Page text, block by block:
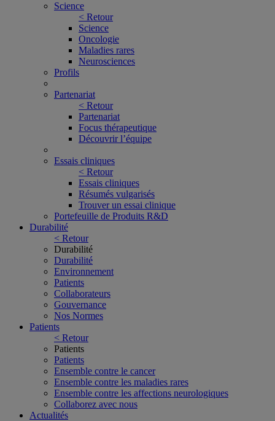
Science
< Retour
Science
Oncologie
Maladies rares
Neurosciences
Profils
Partenariat
< Retour
Partenariat
Focus thérapeutique
Découvrir l’équipe
Essais cliniques
< Retour
Essais cliniques
Résumés vulgarisés
Trouver un essai clinique
Portefeuille de Produits R&D
Durabilité
< Retour
Durabilité
Durabilité
Environnement
Patients
Collaborateurs
Gouvernance
Nos Normes
Patients
< Retour
Patients
Patients
Ensemble contre le cancer
Ensemble contre les maladies rares
Ensemble contre les affections neurologiques
Collaborez avec nous
Actualités